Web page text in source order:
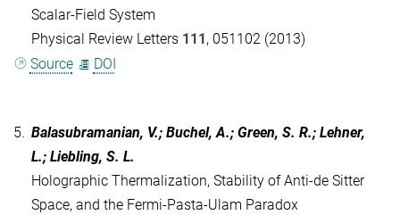
Scalar-Field System
Physical Review Letters 111, 051102 (2013)
Source
DOI
5. Balasubramanian, V.; Buchel, A.; Green, S. R.; Lehner,
L.; Liebling, S. L.
Holographic Thermalization, Stability of Anti-de Sitter
Space, and the Fermi-Pasta-Ulam Paradox